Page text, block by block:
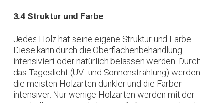
3.4 Struktur und Farbe
Jedes Holz hat seine eigene Struktur und Farbe.
Diese kann durch die Oberflächenbehandlung
intensiviert oder natürlich belassen werden. Durch
das Tageslicht (UV- und Sonnenstrahlung) werden
die meisten Holzarten dunkler und die Farben
intensiver. Nur wenige Holzarten werden mit der